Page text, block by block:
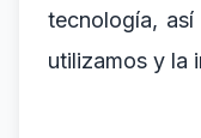
tecnología,
utilizamos y la